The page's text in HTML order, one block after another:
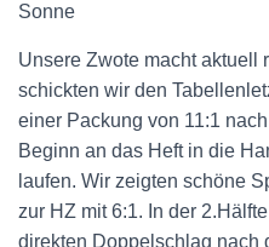
Sonne
Unsere Zwote macht aktuell
schickten wir den
einer Packung von 11:1
Beginn an das Heft in die
laufen. Wir zeigten schöne
zur HZ mit 6:1. In der
direkten Doppelschlag nach